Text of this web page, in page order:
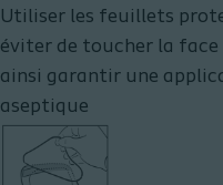
Utiliser les feuillets
éviter de toucher la face
ainsi garantir une
aseptique